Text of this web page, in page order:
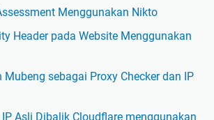
Menggunakan Nikto
Header pada Website Menggunakan
Mubeng sebagai Proxy Checker dan IP
Asli Dibalik Cloudflare menggunakan